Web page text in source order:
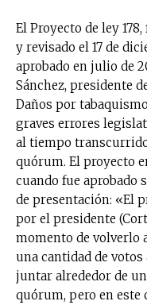
El Proyecto de ley
y revisado el 17 de
aprobado en julio de
Sánchez, presidente
Daños por
graves errores
al tiempo
quórum. El proyecto
cuando fue aprobado
de presentación: «El
por el presidente
momento de volverlo
una cantidad de
juntar alrededor de
quórum, pero en este